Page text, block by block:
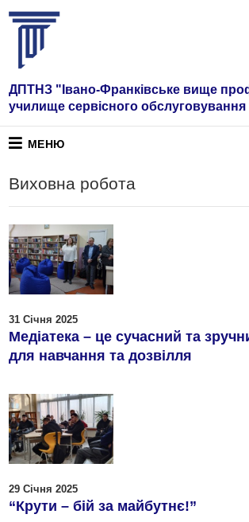
ДПТНЗ "Івано-Франківське вище
училище сервісного обслуговування
МЕНЮ
Виховна робота
31 Січня 2025
Медіатека – це сучасний та
для навчання та дозвілля
29 Січня 2025
“Крути – бій за майбутнє!”